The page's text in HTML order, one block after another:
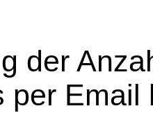
der
per Email